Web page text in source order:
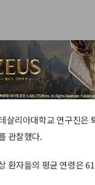
살리아대학교 연구진은
관찰했다.
환자들의 평균 연령은